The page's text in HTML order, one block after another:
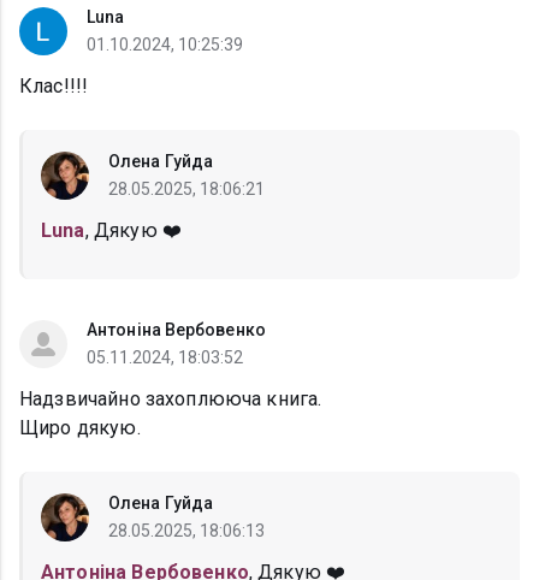
Luna
01.10.2024, 10:25:39
Клас!!!!
Олена Гуйда
28.05.2025, 18:06:21
Luna, Дякую ❤️
Антоніна Вербовенко
05.11.2024, 18:03:52
Надзвичайно захоплююча книга.
Щиро дякую.
Олена Гуйда
28.05.2025, 18:06:13
Антоніна Вербовенко, Дякую ❤️